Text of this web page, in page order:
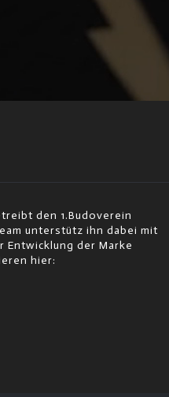
den 1.Budoverein
unterstütz ihn dabei mit
Entwicklung der Marke
hier: